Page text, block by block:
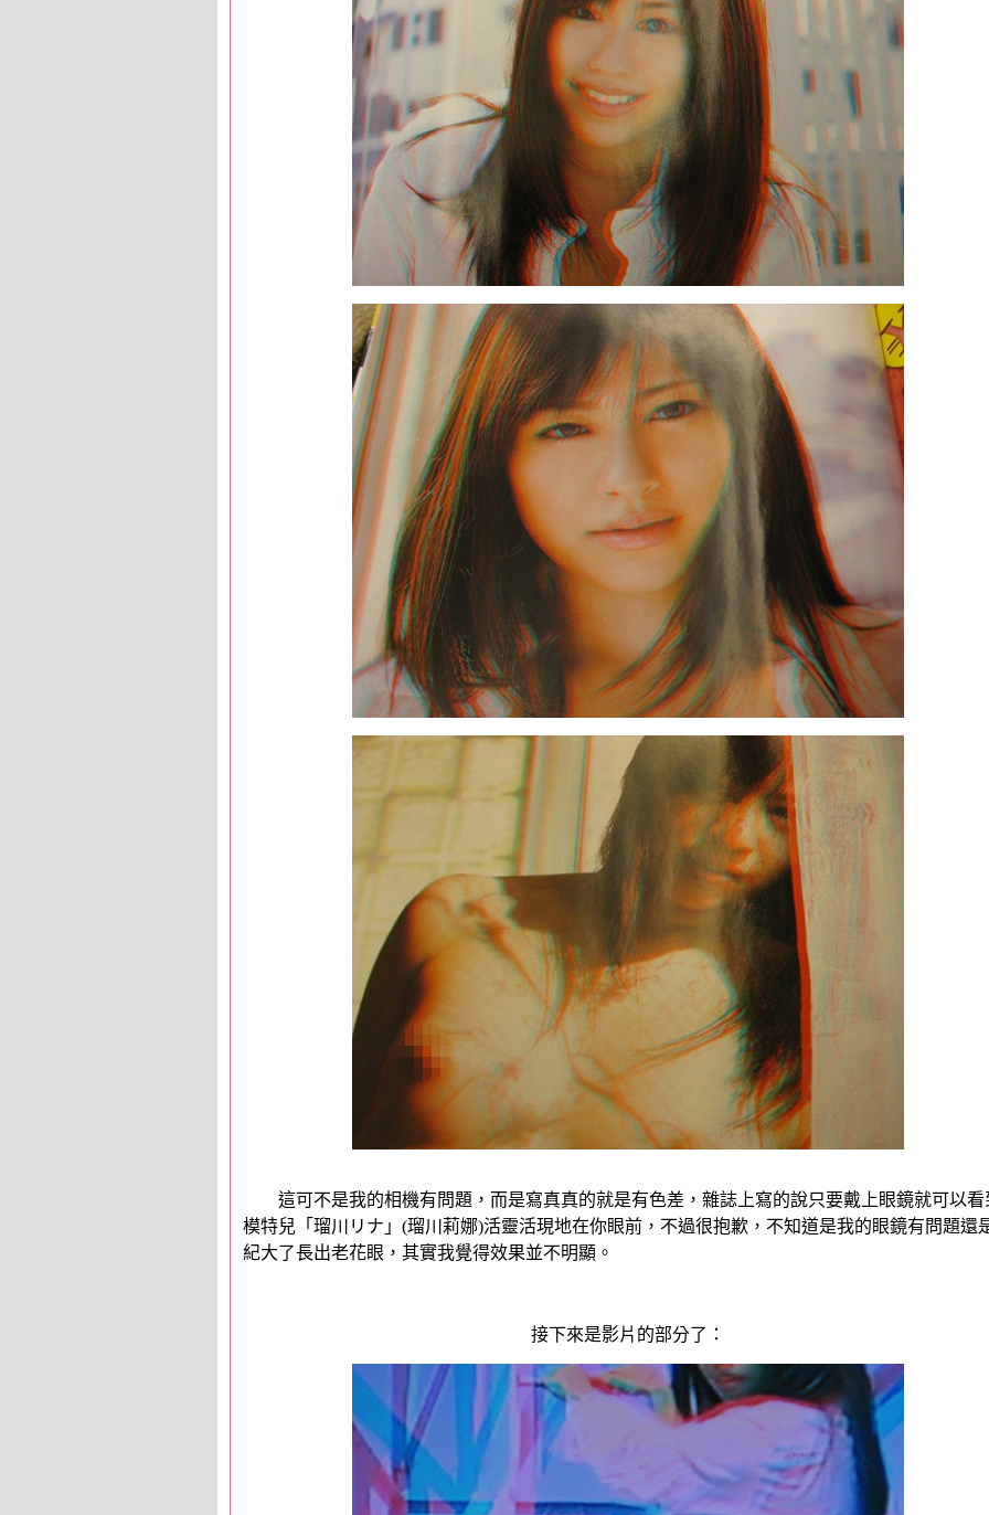
這可不是我的相機有問題，而是寫真真的就是有色差，雜誌上寫的說只要戴上眼鏡就可以看
模特兒「瑠川リナ」(瑠川莉娜)活靈活現地在你眼前，不過很抱歉，不知道是我的眼鏡有問題還
紀大了長出老花眼，其實我覺得效果並不明顯。
接下來是影片的部分了：